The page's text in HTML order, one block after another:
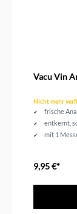
Vacu Vin
Nicht mehr
frische
entkernt,
mit 1
9,95 €*